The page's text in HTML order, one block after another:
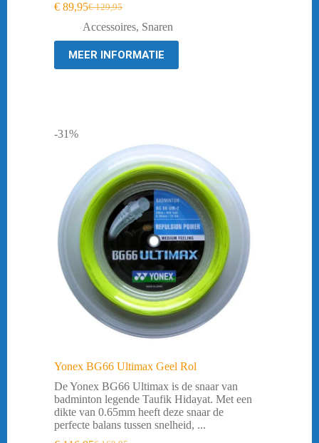
€129,95
Oorspronkelijke
prijs
was:
€ 129,95.
€ 89,95Huidige
prijs
is:
€ 89,95.
Accessoires, Snaren
MEER INFORMATIE
-31%
Yonex BG66 Ultimax Geel Rol
De Yonex BG66 Ultimax is de snaar van
badminton legende Taufik Hidayat. Met een
dikte van 0.65mm heeft deze snaar de
perfecte balans tussen snelheid, ...